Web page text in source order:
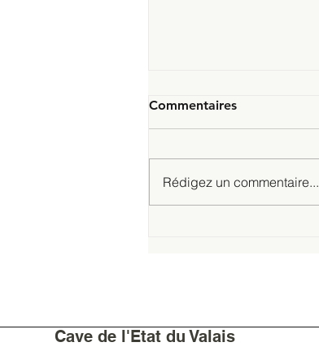
Commentaires
Rédigez un commentaire...
Cave de l'Etat du Valais